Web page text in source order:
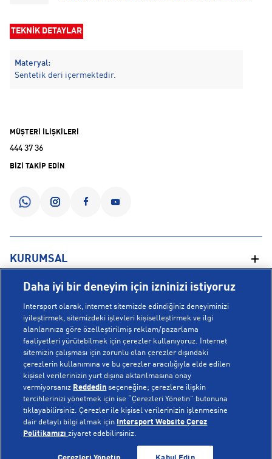
TEKNİK DETAYLAR
Materyal:
Sentetik deri içermektedir.
MÜŞTERİ İLİŞKİLERİ
444 37 36
BİZİ TAKİP EDİN
KURUMSAL
Hakkımızda
Mağazalarımız
Bilgi Toplumu Hizmetleri
Gizlilik Politikası
İşlem Rehberi
Kampanyalar
Çerez Politikası
YARDIM
Sipariş Takibi
İptal & İade
Sıkça Sorulan Sorular
Yetkili Servis Listesi
Bize Ulaşın
POPÜLER KOLEKSİYONLAR
Voleybol Milli Takım Formaları
New Balance 408
Nike Initiator
© Copyright INTERSPORT 2026
Üyelik SözleşmesiGizlilikÇerezler
Daha iyi bir deneyim için izninizi istiyoruz
Intersport olarak, internet sitemizde edindiğiniz deneyiminizi
iyileştirmek, sitemizdeki işlevleri kişiselleştirmek ve ilgi
alanlarınıza göre özelleştirilmiş reklam/pazarlama
faaliyetleri yürütebilmek için çerezler kullanıyoruz. İnternet
sitemizin çalışması için zorunlu olan çerezler dışındaki
çerezlerin kullanımına ve bu çerezler aracılığıyla elde edilen
kişisel verilerinizin yurt dışına aktarılmasına onay
vermiyorsanız Reddedin seçeneğine; çerezlere ilişkin
tercihlerinizi yönetmek için ise “Çerezleri Yönetin” butonuna
tıklayabilirsiniz. Çerezler ile kişisel verilerinizin işlenmesine
dair detaylı bilgi almak için
Intersport Website Çerez
Politikamızıziyaret edebilirsiniz.